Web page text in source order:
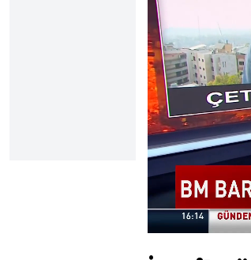
Sesi
Yüklendi: